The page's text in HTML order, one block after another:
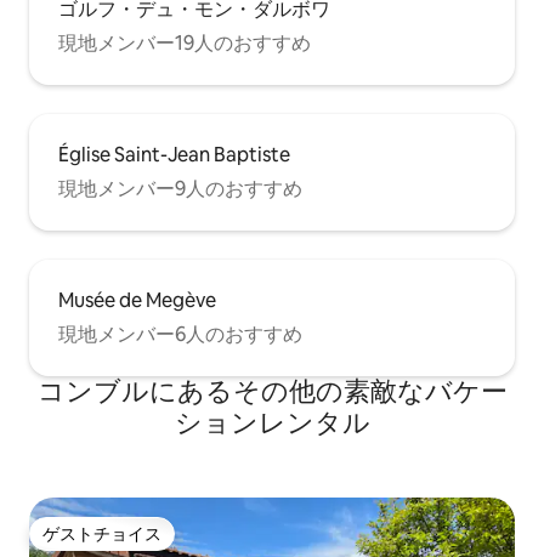
ゴルフ・デュ・モン・ダルボワ
現地メンバー19人のおすすめ
Église Saint-Jean Baptiste
現地メンバー9人のおすすめ
Musée de Megève
現地メンバー6人のおすすめ
コンブルにあるその他の素敵なバケー
ションレンタル
ゲストチョイス
ゲストチョイス